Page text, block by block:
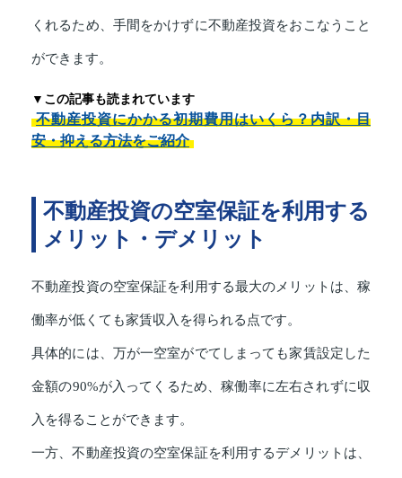
くれるため、手間をかけずに不動産投資をおこなうこと
ができます。
▼この記事も読まれています
不動産投資にかかる初期費用はいくら？内訳・目
安・抑える方法をご紹介
不動産投資の空室保証を利用する
メリット・デメリット
不動産投資の空室保証を利用する最大のメリットは、稼
働率が低くても家賃収入を得られる点です。
具体的には、万が一空室がでてしまっても家賃設定した
金額の90%が入ってくるため、稼働率に左右されずに収
入を得ることができます。
一方、不動産投資の空室保証を利用するデメリットは、